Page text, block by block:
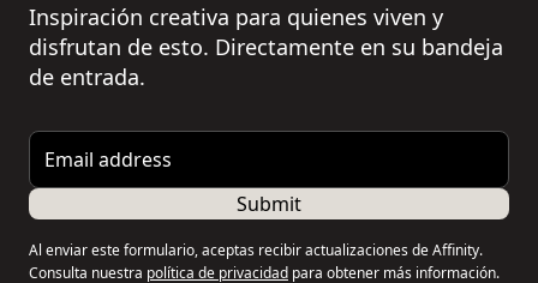
Inspiración creativa para quienes viven y
disfrutan de esto. Directamente en su bandeja
de entrada.
Email address
Submit
Al enviar este formulario, aceptas recibir actualizaciones de Affinity.
Consulta nuestra política de privacidad para obtener más información.